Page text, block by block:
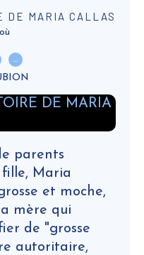
DE MARIA CALLAS
…
parents
fille, Maria
et moche,
mère qui
de "grosse
autoritaire,